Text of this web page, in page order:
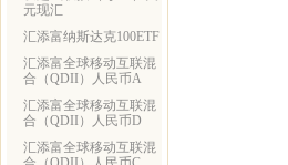
元现汇
汇添富纳斯达克100ETF
汇添富全球移动互联混
合（QDII）人民币A
汇添富全球移动互联混
合（QDII）人民币D
汇添富全球移动互联混